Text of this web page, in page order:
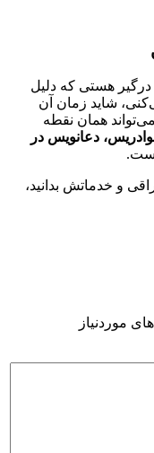
هستی که دلیل
شاید زمان آن
همان نقطه
دعانویس در
و خدماتش بدانید،
موردنیاز